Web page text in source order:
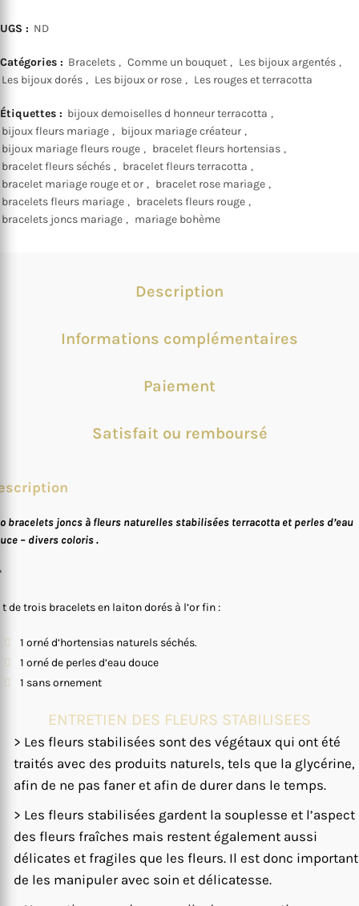
UGS : ND
Catégories : Bracelets , Comme un bouquet , Les bijoux argentés ,
Les bijoux dorés , Les bijoux or rose , Les rouges et terracotta
Étiquettes : bijoux demoiselles d honneur terracotta ,
bijoux fleurs mariage , bijoux mariage créateur ,
bijoux mariage fleurs rouge , bracelet fleurs hortensias ,
bracelet fleurs séchés , bracelet fleurs terracotta ,
bracelet mariage rouge et or , bracelet rose mariage ,
bracelets fleurs mariage , bracelets fleurs rouge ,
bracelets joncs mariage , mariage bohème
Description
Informations complémentaires
Paiement
Satisfait ou remboursé
bracelets joncs à fleurs naturelles stabilisées terracotta et perles d’eau
– divers coloris .
t de trois bracelets en laiton dorés à l’or fin :
1 orné d’hortensias naturels séchés.
1 orné de perles d’eau douce
1 sans ornement
ENTRETIEN DES FLEURS STABILISEES
> Les fleurs stabilisées sont des végétaux qui ont été
traités avec des produits naturels, tels que la glycérine,
afin de ne pas faner et afin de durer dans le temps.
> Les fleurs stabilisées gardent la souplesse et l’aspect
des fleurs fraîches mais restent également aussi
délicates et fragiles que les fleurs. Il est donc important
de les manipuler avec soin et délicatesse.